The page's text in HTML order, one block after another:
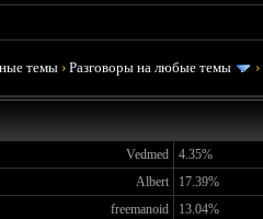
темы ›Разговоры на любые темы ›
Vedmed 4.35%
Albert
17.39%
freemanoid
13.04%